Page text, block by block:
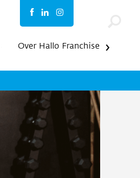
Over Hallo Franchise